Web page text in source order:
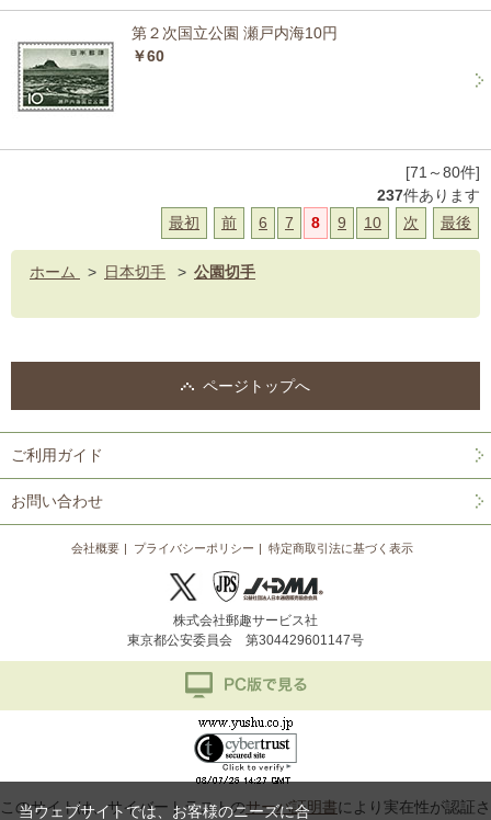
第２次国立公園 瀬戸内海10円
￥60
[71～80件]
237件あります
最初
前 6 7 8 9 10 次 最後
ホーム > 日本切手 > 公園切手
ページトップへ
ご利用ガイド
お問い合わせ
会社概要 プライバシーポリシー 特定商取引法に基づく表示
株式会社郵趣サービス社
東京都公安委員会 第304429601147号
このサイトは、サイバートラストのサーバ証明書により実在性が認証さ
当ウェブサイトでは、お客様のニーズに合